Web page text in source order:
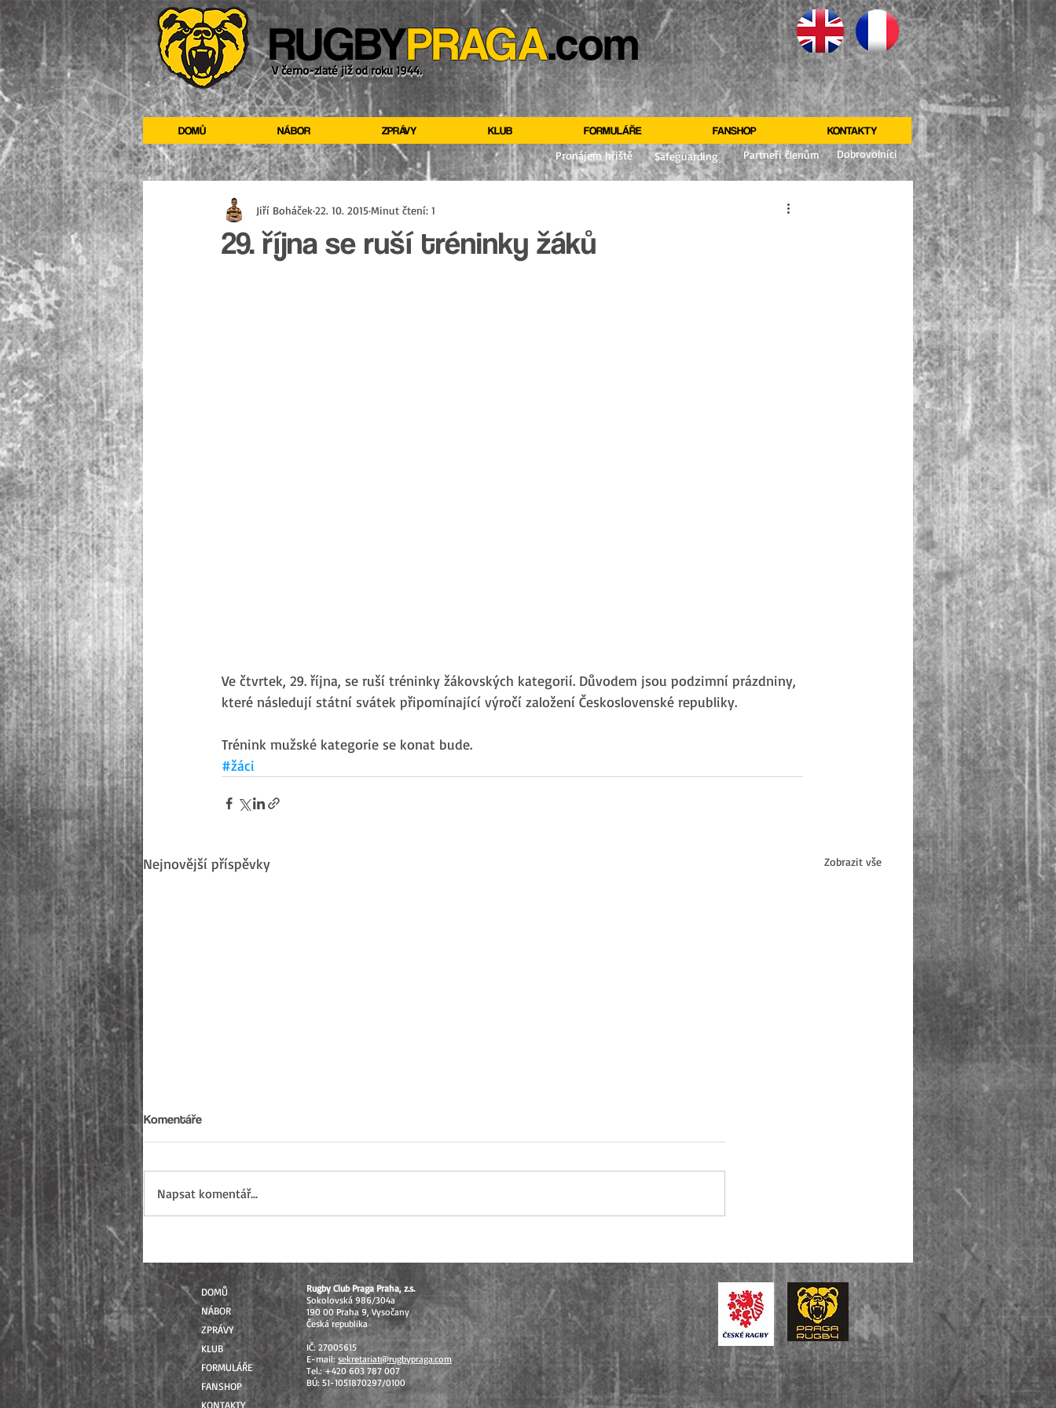
V černo-zlaté již od roku 1944.
DOMŮ NÁBOR ZPRÁVY KLUB FORMULÁŘE FANSHOP
KONTAKTY
Dobrovolníci
Partneři členům
Safeguarding
Pronájem hřiště
29. října se ruší tréninky žáků
Jiří Boháček22. 10. 2015Minut čtení: 1
Ve čtvrtek, 29. října, se ruší tréninky žákovských kategorií. Důvodem jsou podzimní prázdniny,
které následují státní svátek připomínající výročí založení Československé republiky.
Trénink mužské kategorie se konat bude.
#žáci
Nejnovější příspěvky Zobrazit vše
Přebory ČR
sedmičkách
celostátní lize.
Komentáře
Napsat komentář...
RUGBYPRAGA.com
DOMŮ
NÁBOR
ZPRÁVY
KLUB
FORMULÁŘE
FANSHOP
KONTAKTY
Rugby Club Praga Praha, z.s.
Sokolovská 986/304a
190 00 Praha 9, Vysočany
Česká republika
IČ: 27005615
E-mail:sekretariat@rugbypraga.com
Tel.: +420 603 787 007
BÚ: 51-1051870297/0100